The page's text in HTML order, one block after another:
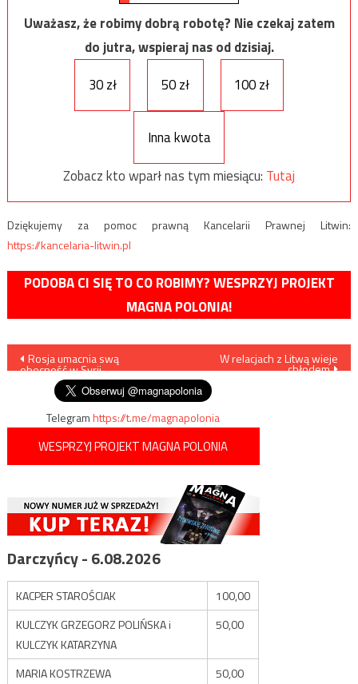
Uważasz, że robimy dobrą robotę? Nie czekaj zatem
do jutra, wspieraj nas od dzisiaj.
30 zł
50 zł 100 zł
Inna kwota
Zobacz kto wparł nas tym miesiącu: Tutaj
Dziękujemy za pomoc prawną Kancelarii Prawnej Litwin:
https://kancelaria-litwin.pl
PODOBA CI SIĘ TO CO ROBIMY? WESPRZYJ PROJEKT
MAGNA POLONIA!
Nawigacja
wpisu
Rosja umacnia swą
obecność w Syrii
W relacjach z Litwą wieje
chłodem
Telegramhttps://t.me/magnapolonia
WESPRZYJ PROJEKT MAGNA POLONIA
Darczyńcy - 6.08.2026
KACPER STAROŚCIAK
100,00
KULCZYK GRZEGORZ POLIŃSKA i
KULCZYK KATARZYNA
50,00
MARIA KOSTRZEWA 50,00